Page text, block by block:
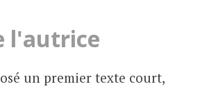
l'autrice
un premier texte court,